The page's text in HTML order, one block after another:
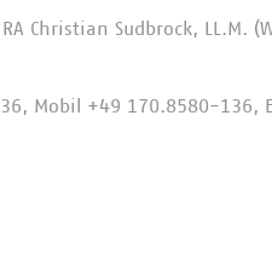
Christian Sudbrock, LL.M.
Mobil +49 170.8580-136,